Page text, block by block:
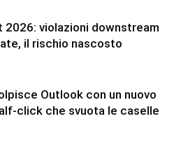
2026: violazioni downstream
il rischio nascosto
Outlook con un nuovo
click che svuota le caselle